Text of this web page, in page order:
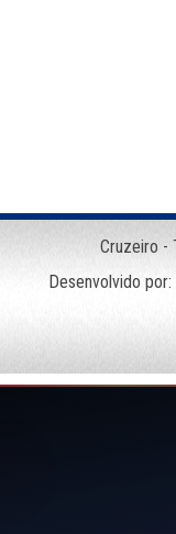
Cruzeiro -
Desenvolvido por: